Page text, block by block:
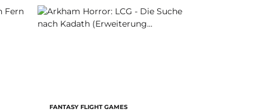
FANTASY FLIGHT GAMES